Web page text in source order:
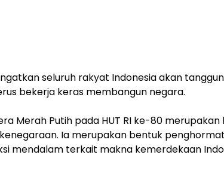
seluruh rakyat Indonesia akan
bekerja keras membangun negara.
Merah Putih pada HUT RI ke-80
Ia merupakan bentuk
mendalam terkait makna kemerdekaan